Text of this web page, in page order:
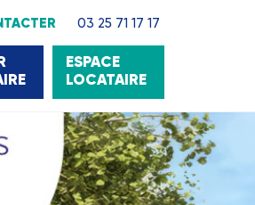
03 25 71 17 17
ESPACE
LOCATAIRE